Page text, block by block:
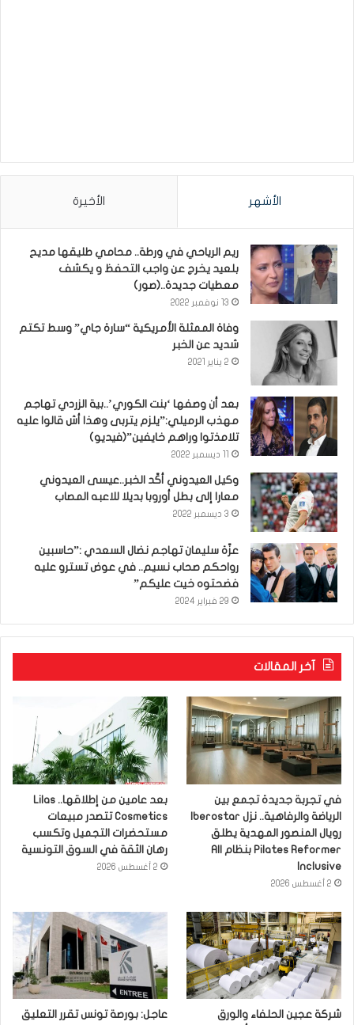
الأشهر الأخيرة
ريم الرياحي في ورطة.. محامي طليقها مديح
بلعيد يخرج عن واجب التحفظ و يكشف
معطيات جديدة..(صور)
13 نوفمبر 2022
وفاة الممثلة الأمريكية “سارة جاي” وسط تكتم
شديد عن الخبر
2 يناير 2021
بعد أن وصفها ‘بنت الكوري’..بية الزردي تهاجم
مهذب الرميلي:”يلزم يتربى وهذا أش قالوا عليه
تلامذتوا وراهم خايفين”(فيديو)
وكيل العيدوني أكّد الخبر..عيسى العيدوني
معارا إلى بطل أوروبا بديلا للاعبه المصاب
3 ديسمبر 2022
عزّة سليمان تهاجم نضال السعدي :”حاسبين
رواحكم صحاب نسيم.. في عوض تسترو عليه
فضحتوه خيت عليكم”
29 فبراير 2024
آخر المقالات
في تجربة جديدة تجمع بين
رويال المنصور المهدية يطلق
Pilates Reformer بنظام All
Inclusive
2 أغسطس 2026
بعد عامين من إطلاقها.. Lilas
Cosmetics تتصدر مبيعات
مستحضرات التجميل وتكسب
رهان الثقة في السوق التونسية
2 أغسطس 2026
شركة عجين الحلفاء والورق
عاجل: بورصة تونس تقرر التعليق